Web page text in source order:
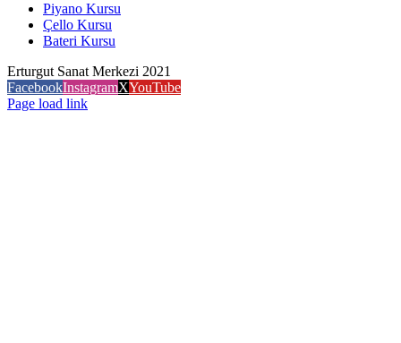
Piyano Kursu
Çello Kursu
Bateri Kursu
Erturgut Sanat Merkezi 2021
FacebookInstagramXYouTube
Page load link